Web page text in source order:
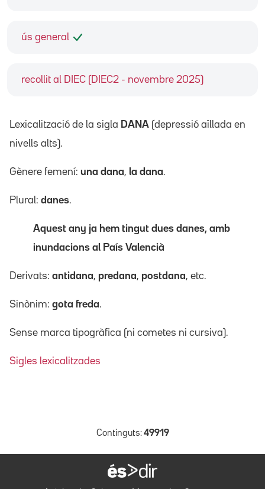
ús general
recollit al DIEC (DIEC2 - novembre 2025)
Lexicalització de la sigla DANA (depressió aïllada en
nivells alts).
Gènere femení: una dana, la dana.
Plural: danes.
Aquest any ja hem tingut dues danes, amb
inundacions al País Valencià
Derivats: antidana, predana, postdana, etc.
Sinònim: gota freda.
Sense marca tipogràfica (ni cometes ni cursiva).
Sigles lexicalitzades
Continguts: 49919